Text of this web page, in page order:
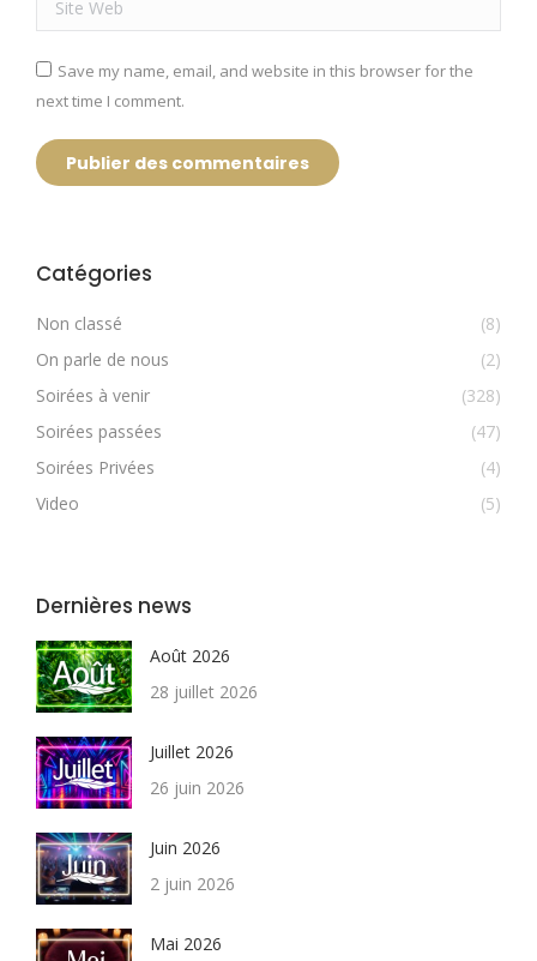
Save my name, email, and website in this browser for the
next time I comment.
Publier des commentaires
Catégories
Non classé
(8)
On parle de nous
(2)
Soirées à venir
(328)
Soirées passées
(47)
Soirées Privées
(4)
Video
(5)
Dernières news
Août 2026
28 juillet 2026
Juillet 2026
26 juin 2026
Juin 2026
2 juin 2026
Mai 2026